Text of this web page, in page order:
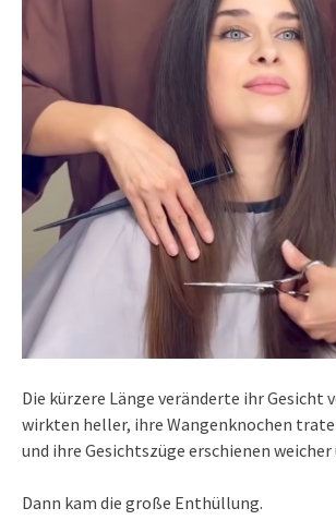
Die kürzere Länge veränderte ihr Gesicht
wirkten heller, ihre Wangenknochen
und ihre Gesichtszüge erschienen
Dann kam die große Enthüllung.